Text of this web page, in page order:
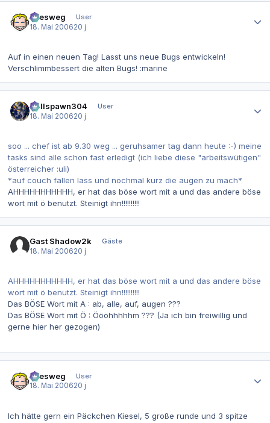
allesweg
User
18. Mai 200620 j
Auf in einen neuen Tag! Lasst uns neue Bugs entwickeln!
Verschlimmbessert die alten Bugs! :marine
Hellspawn304
User
18. Mai 200620 j
soo ... chef ist ab 9.30 weg ... geruhsamer tag dann heute :-) meine
tasks sind alle schon fast erledigt (ich liebe diese "arbeitswütigen"
österreicher :uli)
*auf couch fallen lass und nochmal kurz die augen zu mach*
AHHHHHHHHHHH, er hat das böse wort mit a und das andere böse
wort mit ö benutzt. Steinigt ihn!!!!!!!!!!
Gast Shadow2k
Gäste
18. Mai 200620 j
AHHHHHHHHHHH, er hat das böse wort mit a und das andere böse
wort mit ö benutzt. Steinigt ihn!!!!!!!!!!
Das BÖSE Wort mit A : ab, alle, auf, augen ???
Das BÖSE Wort mit Ö : Öööhhhhhm ??? (Ja ich bin freiwillig und
gerne hier her gezogen)
allesweg
User
18. Mai 200620 j
Ich hätte gern ein Päckchen Kiesel, 5 große runde und 3 spitze